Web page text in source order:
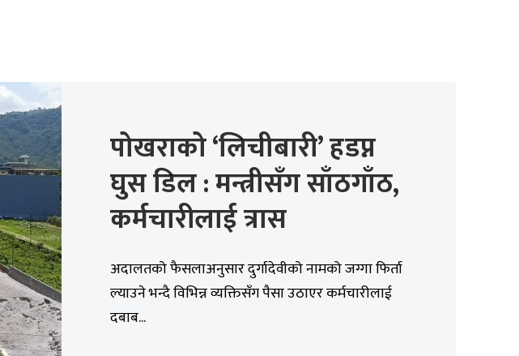
पोखराको ‘लिचीबारी’ हडप्न
घुस डिल : मन्त्रीसँग साँठगाँठ,
कर्मचारीलाई त्रास
अदालतको फैसलाअनुसार दुर्गादेवीको नामको जग्गा फिर्ता
ल्याउने भन्दै विभिन्न व्यक्तिसँग पैसा उठाएर कर्मचारीलाई
दबाब...